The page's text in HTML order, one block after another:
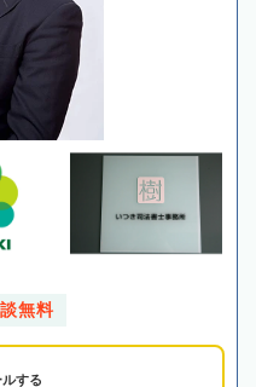
無料
ルする